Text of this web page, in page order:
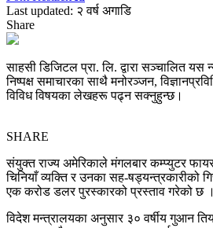
Last updated: २ वर्ष अगाडि
Share
साहसी डिजिटल प्रा. लि. द्वारा सञ्चालित यस
निष्पक्ष समाचारका साथै मनोरञ्जन,
विविध विषयका लेखहरू पढ्न सक्नुहुन्छ।
SHARE
संयुक्त राज्य अमेरिकाले मंगलबार कम्प्युटर
चिनियाँ व्यक्ति र उनका सह-षड्यन्त्रकारीको
एक करोड डलर पुरस्कारको प्रस्ताव गरेको छ ।
विदेश मन्त्रालयका अनुसार ३० वर्षीय गुआन